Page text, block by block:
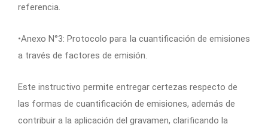
referencia.
•Anexo N°3: Protocolo para la cuantificación de emisiones
a través de factores de emisión.
Este instructivo permite entregar certezas respecto de
las formas de cuantificación de emisiones, además de
contribuir a la aplicación del gravamen, clarificando la